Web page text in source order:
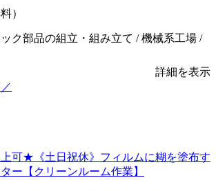
）
ク部品の組立・組み立て / 機械系工場 /
詳細を表示